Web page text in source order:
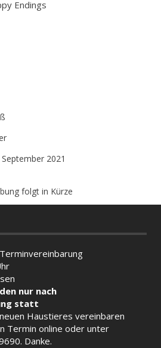
Endings
September 2021
folgt in Kürze
nur nach
statt
Haustieres vereinbaren
Terminonline oder unter
Danke.